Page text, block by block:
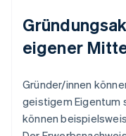
eigener
Gründer/innen
geistigem Eigentum
können